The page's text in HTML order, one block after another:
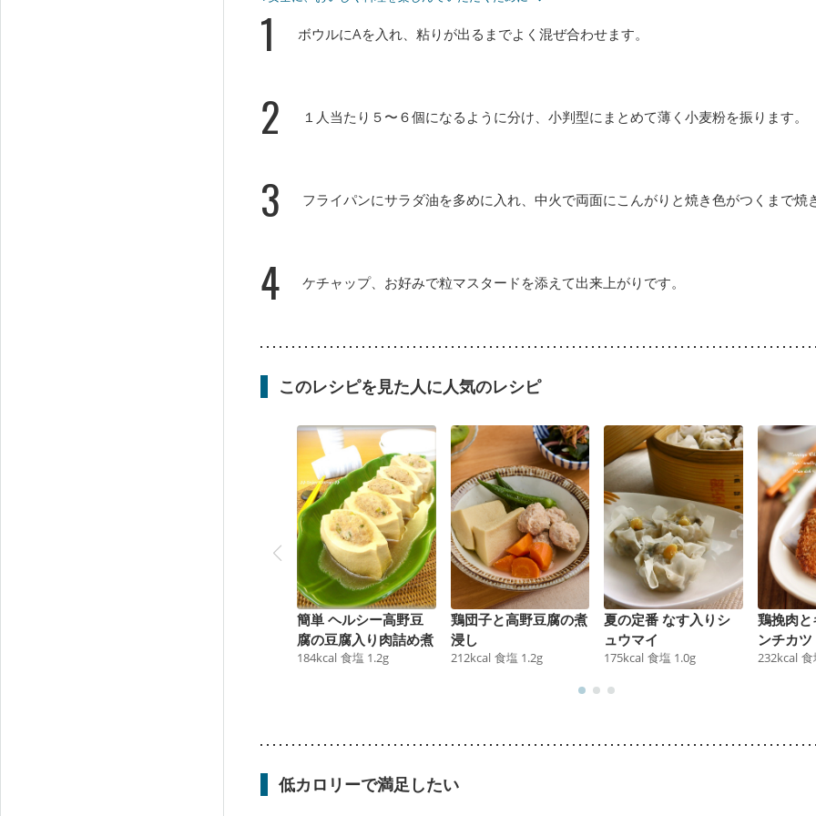
1 ボウルにAを入れ、粘りが出るまでよく混ぜ合わせます。
2 １人当たり５〜６個になるように分け、小判型にまとめて薄く小麦粉を振ります。
3 フライパンにサラダ油を多めに入れ、中火で両面にこんがりと焼き色がつくまで焼
4 ケチャップ、お好みで粒マスタードを添えて出来上がりです。
このレシピを見た人に人気のレシピ
簡単 ヘルシー高野豆
腐の豆腐入り肉詰め煮
184kcal 食塩 1.2g
鶏団子と高野豆腐の煮
浸し
212kcal 食塩 1.2g
夏の定番 なす入りシ
ュウマイ
175kcal 食塩 1.0g
鶏挽肉
ンチカツ
232kcal
低カロリーで満足したい